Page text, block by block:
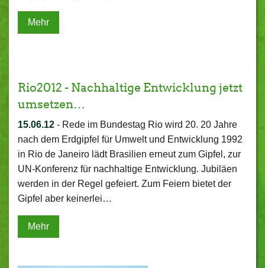
Mehr
Rio2012 - Nachhaltige Entwicklung jetzt
umsetzen…
15.06.12 - Rede im Bundestag Rio wird 20. 20 Jahre
nach dem Erdgipfel für Umwelt und Entwicklung 1992
in Rio de Janeiro lädt Brasilien erneut zum Gipfel, zur
UN-Konferenz für nachhaltige Entwicklung. Jubiläen
werden in der Regel gefeiert. Zum Feiern bietet der
Gipfel aber keinerlei…
Mehr